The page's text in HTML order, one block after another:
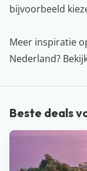
bijvoorbeeld
Meer inspiratie
Nederland?
Beste deals